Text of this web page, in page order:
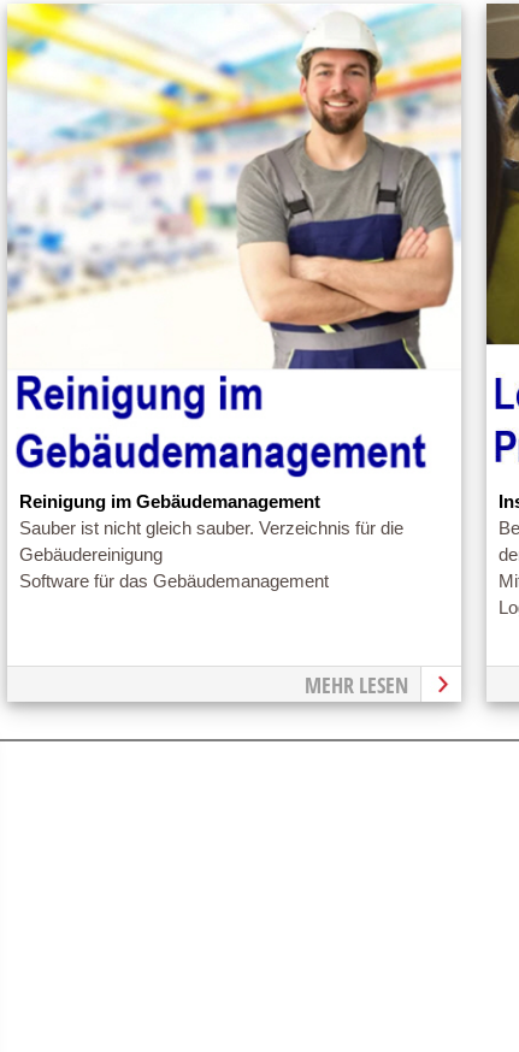
Reinigung im Gebäudemanagement
Sauber ist nicht gleich sauber. Verzeichnis für die
Gebäudereinigung
Software für das Gebäudemanagement
MEHR LESEN